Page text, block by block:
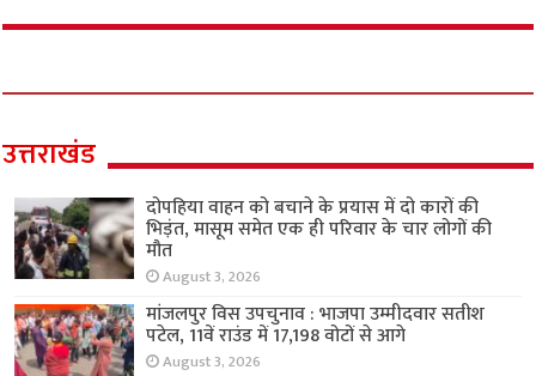
उत्तराखंड
दोपहिया वाहन को बचाने के प्रयास में दो कारों की
भिड़ंत, मासूम समेत एक ही परिवार के चार लोगों की
मौत
August 3, 2026
मांजलपुर विस उपचुनाव : भाजपा उम्मीदवार सतीश
पटेल, 11वें राउंड में 17,198 वोटों से आगे
August 3, 2026